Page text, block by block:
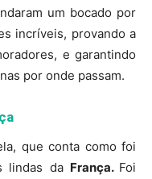
um bocado por
incríveis, provando a
e garantindo
por onde passam.
que conta como foi
lindas da França. Foi